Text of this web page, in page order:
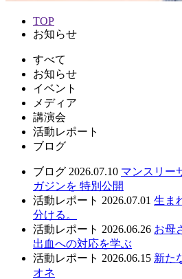
TOP
お知らせ
すべて
お知らせ
イベント
メディア
講演会
活動レポート
ブログ
ブログ 2026.07.10 マンスリー
ガジンを 特別公開
活動レポート 2026.07.01 生ま
分ける。
活動レポート 2026.06.26 お母
出血への対応を学ぶ
活動レポート 2026.06.15 新た
オネ